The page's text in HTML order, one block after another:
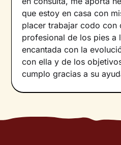
que estoy en casa con
placer trabajar codo con
profesional de los pies a
encantada con la
con ella y de los
cumplo gracias a su